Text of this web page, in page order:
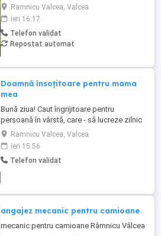
mașină) . Rog seriozitate și pentru mai
multe detalii va rog contactați in Whatsap
la Nr( ) .Va mulțumesc!
Ramnicu Valcea, Valcea
ieri 16:17
Telefon validat
Repostat automat
Doamnă însoțitoare pentru mama
mea
Bună ziua! Caut îngrijitoare pentru
persoană în vârstă, care - să lucreze zilnic
de la ora 7 la 19, cu weekend-uri libere.
Salariu este de 2500 de lei lunar. sau - să
lucreze intern permanent cu salariu de
4500 lei lunar. Oraș Rm.Vâlcea, zona Nord.
Ramnicu Valcea, Valcea
ieri 15:56
Telefon validat
angajez mecanic pentru camioane
mecanic pentru camioane Râmnicu Vâlcea